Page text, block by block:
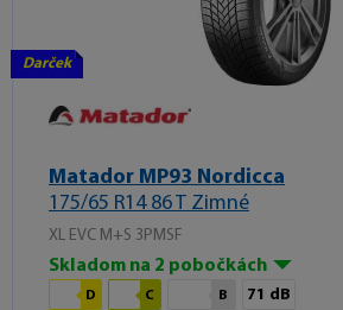
Darček
Matador MP93 Nordicca
175/65 R14 86 T Zimné
XL EVC M+S 3PMSF
Skladom na 2 pobočkách
D C B 71 dB